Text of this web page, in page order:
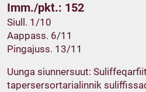
Imm./pkt.: 152
Siull. 1/10
Aappass. 6/11
Pingajuss. 13/11
Uunga siunnersuut:
tapersersortarialinnik